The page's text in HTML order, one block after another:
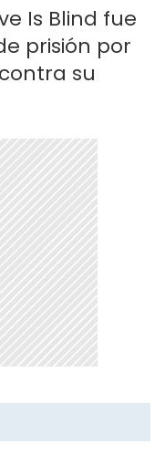
Is Blind fue
prisión por
su